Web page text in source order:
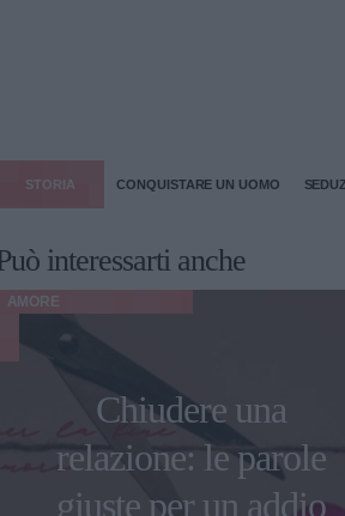
STORIA CONQUISTARE UN UOMO
interessarti anche
AMORE
Chiudere una
relazione: le parole
giuste per un addio